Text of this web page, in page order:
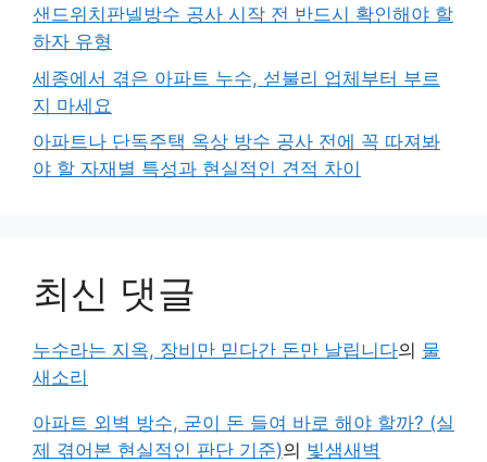
샌드위치판넬방수 공사 시작 전 반드시 확인해야 할
하자 유형
세종에서 겪은 아파트 누수, 섣불리 업체부터 부르
지 마세요
아파트나 단독주택 옥상 방수 공사 전에 꼭 따져봐
야 할 자재별 특성과 현실적인 견적 차이
최신 댓글
누수라는 지옥, 장비만 믿다간 돈만 날립니다의 물
새소리
아파트 외벽 방수, 굳이 돈 들여 바로 해야 할까? (실
제 겪어본 현실적인 판단 기준)의 빛샘새벽